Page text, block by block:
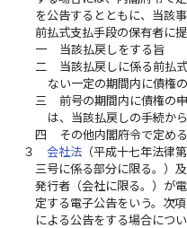
を公告するとともに、当該
前払式支払手段の保有者に
一
当該払戻しをする旨
二
当該払戻しに係る前払
ない一定の期間内に債権
三
前号の期間内に債権の
は、当該払戻しの手続か
四
その他内閣府令で定め
３
会社法 （平成十七年法律
三号に係る部分に限る。）
発行者（会社に限る。）が
定する電子公告をいう。次
による公告をする場合につ